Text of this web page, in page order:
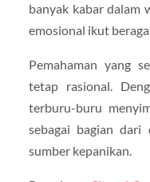
banyak kabar dalam
emosional ikut
Pemahaman yang
tetap rasional.
terburu-buru
sebagai bagian dari
sumber kepanikan.